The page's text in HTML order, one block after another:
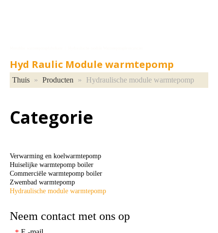
Hyd Raulic Module warmtepomp
Thuis » Producten » Hydraulische module warmtepomp
Categorie
Verwarming en koelwarmtepomp
Huiselijke warmtepomp boiler
Commerciële warmtepomp boiler
Zwembad warmtepomp
Hydraulische module warmtepomp
Neem contact met ons op